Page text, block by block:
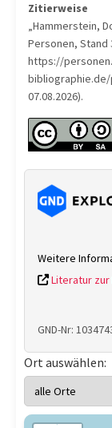
Zitierweise
„Hammerstein,
Personen, Stand
https://
bibliographie.de/
07.08.2026).
Weitere
Literatur zur
GND-Nr:
Ort auswählen: